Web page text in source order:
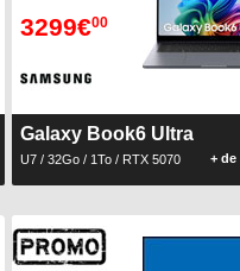
3299€00
Galaxy Book6 Ultra
U7 / 32Go / 1To / RTX 5070 + de